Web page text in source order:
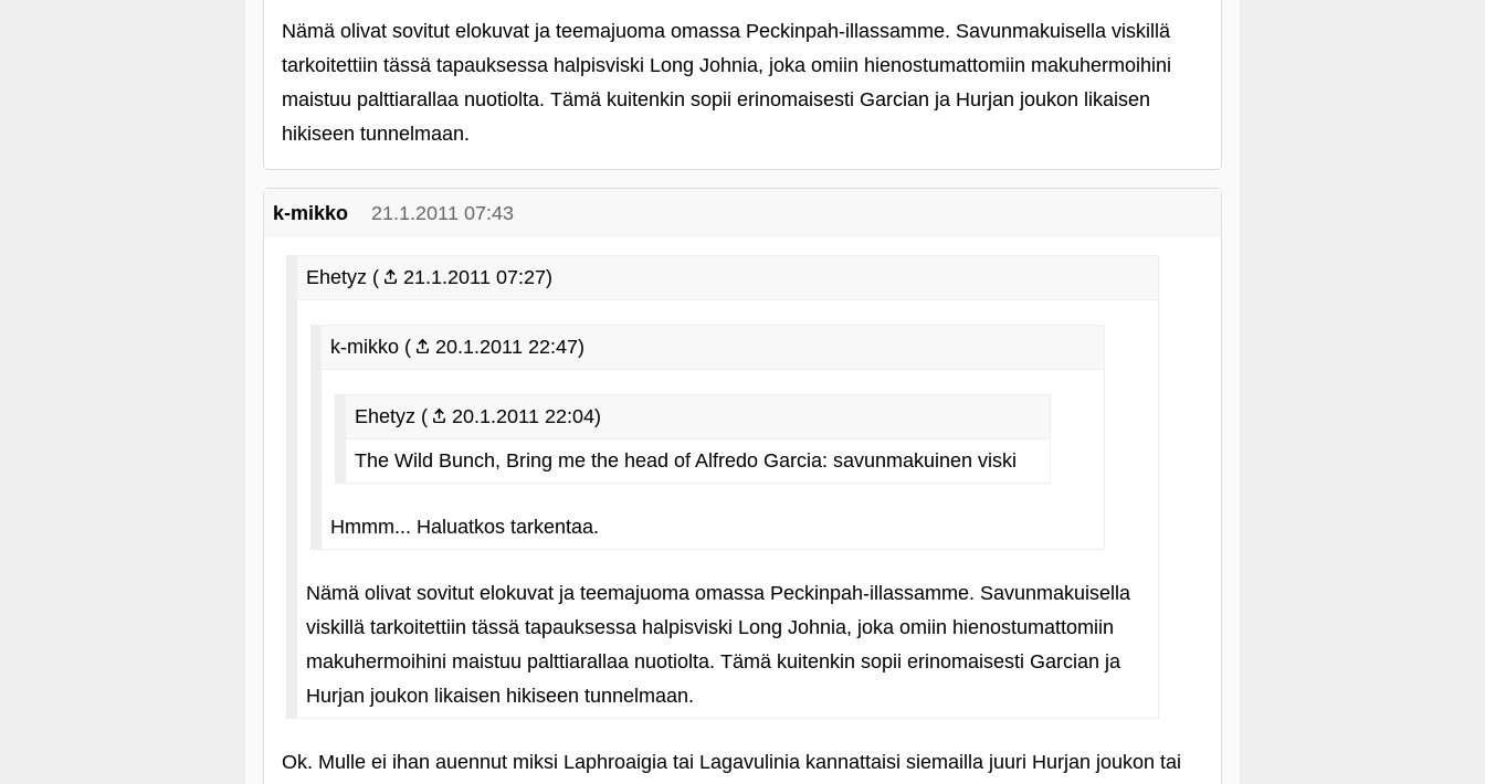
Nämä olivat sovitut elokuvat ja teemajuoma omassa Peckinpah-illassamme. Savunmakuisella viskillä
tarkoitettiin tässä tapauksessa halpisviski Long Johnia, joka omiin hienostumattomiin makuhermoihini
maistuu palttiarallaa nuotiolta. Tämä kuitenkin sopii erinomaisesti Garcian ja Hurjan joukon likaisen
hikiseen tunnelmaan.
k-mikko 21.1.2011 07:43
Ehetyz ( 21.1.2011 07:27)
k-mikko ( 20.1.2011 22:47)
Ehetyz (
20.1.2011 22:04)
The Wild Bunch, Bring me the head of Alfredo Garcia: savunmakuinen viski
Hmmm... Haluatkos tarkentaa.
Nämä olivat sovitut elokuvat ja teemajuoma omassa Peckinpah-illassamme. Savunmakuisella
viskillä tarkoitettiin tässä tapauksessa halpisviski Long Johnia, joka omiin hienostumattomiin
makuhermoihini maistuu palttiarallaa nuotiolta. Tämä kuitenkin sopii erinomaisesti Garcian ja
Hurjan joukon likaisen hikiseen tunnelmaan.
Ok. Mulle ei ihan auennut miksi Laphroaigia tai Lagavulinia kannattaisi siemailla juuri Hurjan joukon tai